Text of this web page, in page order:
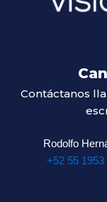
Contáctanos
Rodolfo
+52 55 1953